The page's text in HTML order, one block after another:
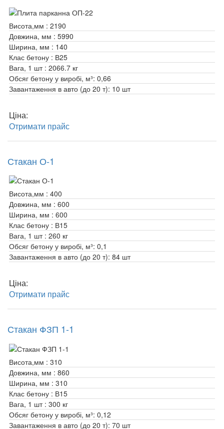
Висота,мм : 2190
Довжина, мм : 5990
Ширина, мм : 140
Клас бетону : В25
Вага, 1 шт : 2066.7 кг
Обсяг бетону у виробі, м³: 0,66
Завантаження в авто (до 20 т): 10 шт
Ціна:
Отримати прайс
Стакан О-1
Висота,мм : 400
Довжина, мм : 600
Ширина, мм : 600
Клас бетону : В15
Вага, 1 шт : 260 кг
Обсяг бетону у виробі, м³: 0,1
Завантаження в авто (до 20 т): 84 шт
Ціна:
Отримати прайс
Стакан ФЗП 1-1
Висота,мм : 310
Довжина, мм : 860
Ширина, мм : 310
Клас бетону : В15
Вага, 1 шт : 300 кг
Обсяг бетону у виробі, м³: 0,12
Завантаження в авто (до 20 т): 70 шт